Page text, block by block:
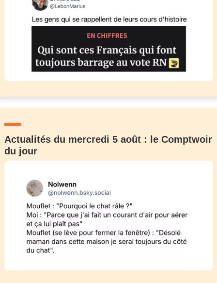
Actualités du mercredi 5 août : le Comptwoir
du jour